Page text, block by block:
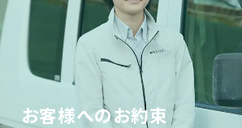
お客様へのお約束